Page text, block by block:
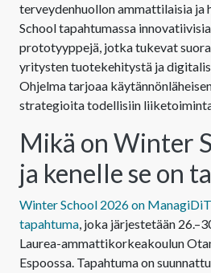
terveydenhuollon ammattilaisia ja
School tapahtumassa
prototyyppejä, jotka tukevat
yritysten tuotekehitystä ja
Ohjelma tarjoaa
strategioita todellisiin
Mikä on Winter
ja kenelle se on
Winter School 2026 on
tapahtuma, joka järjestetään
Laurea-ammattikorkeakoulun
Espoossa. Tapahtuma on